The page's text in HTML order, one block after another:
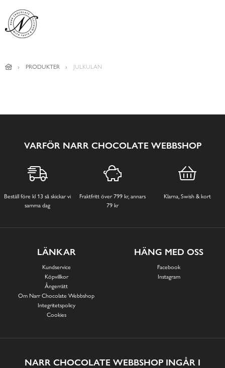
PRODUKTER JULKULAN
VARFÖR NARR CHOCOLATE WEBBSHOP
Beställ före kl 13 så skickar vi
samma dag
Fraktfritt över 799 kr, annars
79 kr
Klarna, Swish & kort
LÄNKAR
Kundservice
Köpvillkor
Ångerrätt
Om Narr Chocolate Webbshop
Integritetspolicy
Cookies
HÄNG MED OSS
Facebook
Instagram
NARR CHOCOLATE WEBBSHOP INGÅR I